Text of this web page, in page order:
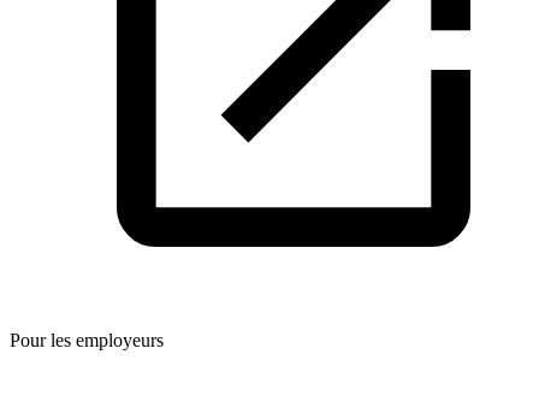
Pour les employeurs